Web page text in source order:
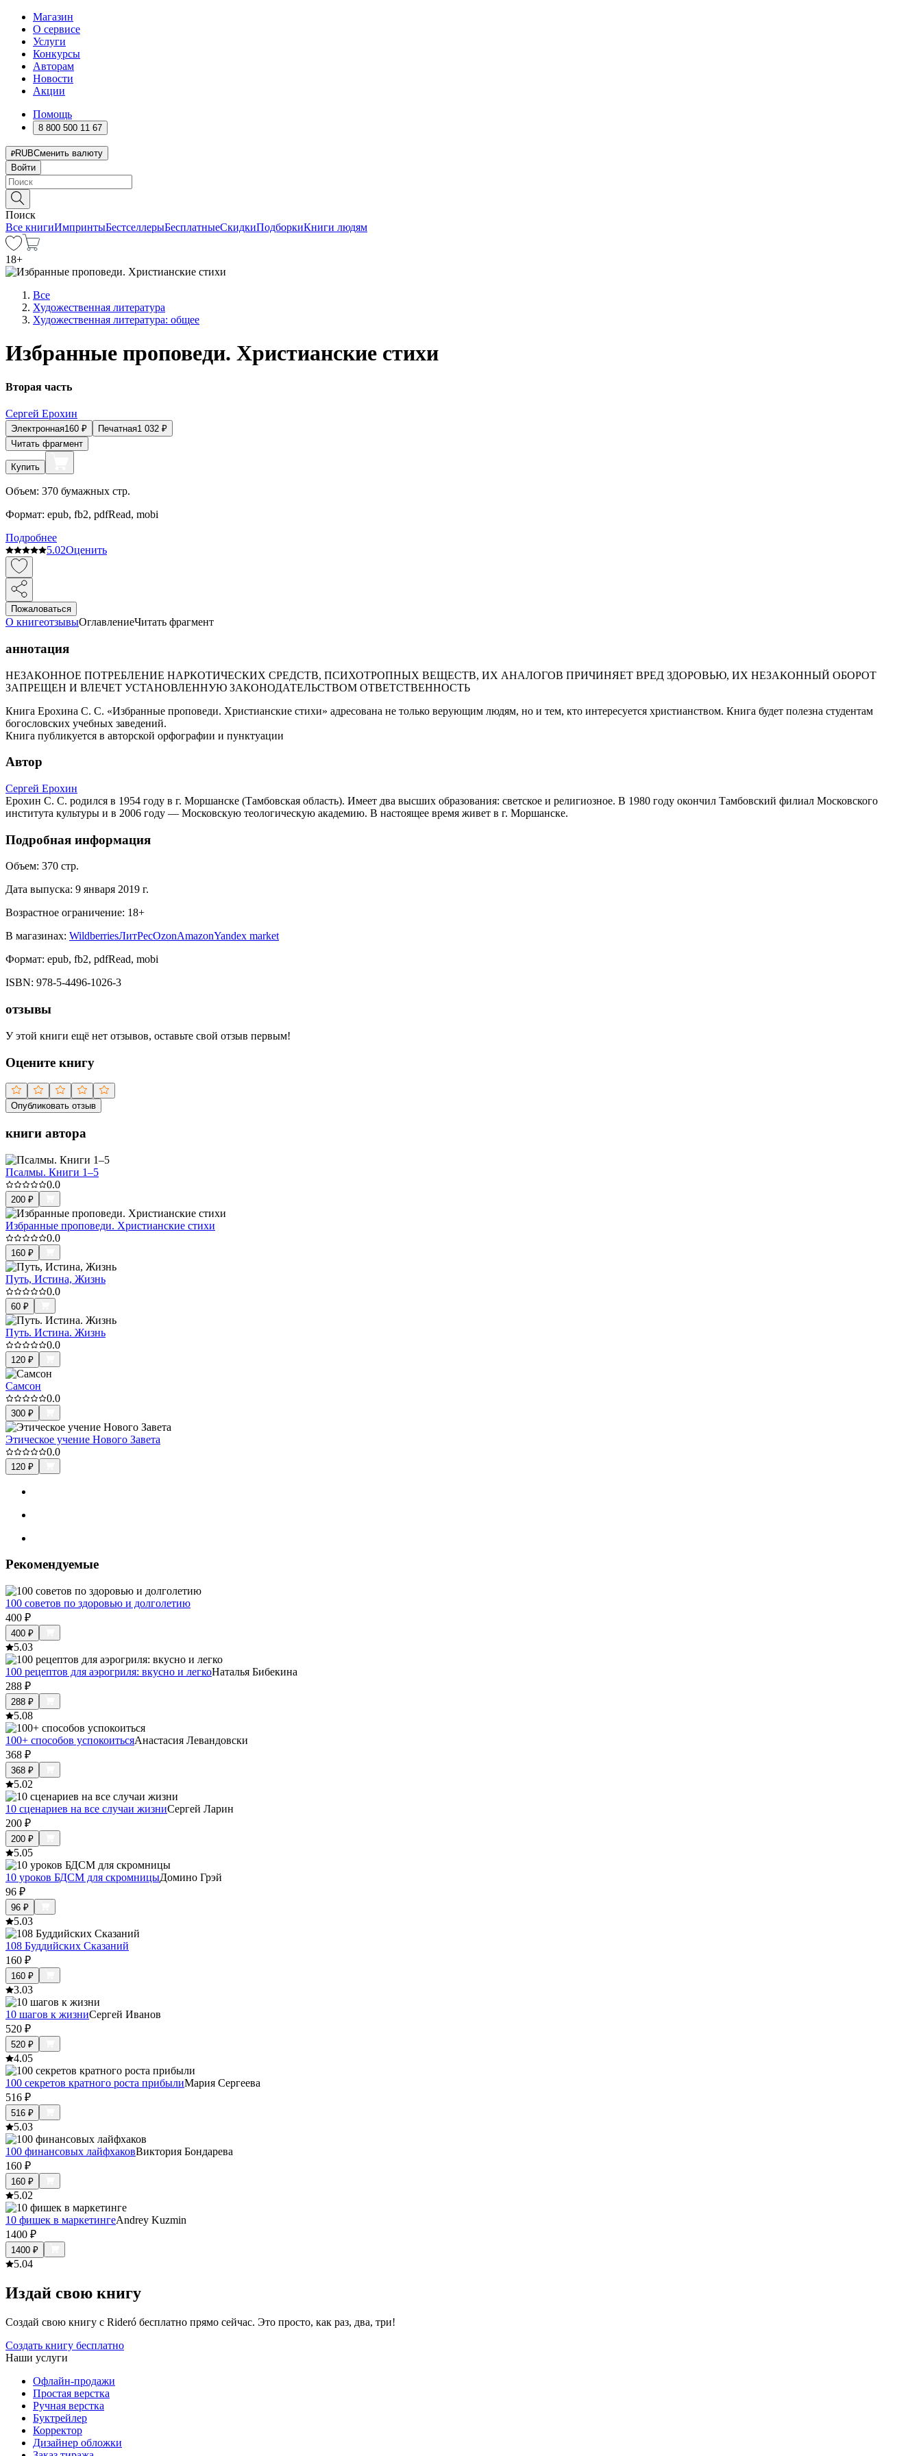
Магазин
О сервисе
Услуги
Конкурсы
Авторам
Новости
Акции
Помощь
8 800 500 11 67
RUBСменить валюту
Войти
Поиск
Все книгиИмпринтыБестселлерыБесплатныеСкидкиПодборкиКниги людям
18+
Все
Художественная литература
Художественная литература: общее
Избранные проповеди. Христианские стихи
Вторая часть
Сергей Ерохин
Электронная160 ₽ Печатная1 032 ₽
Читать фрагмент
Купить
Объем: 370 бумажных стр.
Формат: epub, fb2, pdfRead, mobi
Подробнее
5.02Оценить
Пожаловаться
О книгеотзывыОглавлениеЧитать фрагмент
аннотация
НЕЗАКОННОЕ ПОТРЕБЛЕНИЕ НАРКОТИЧЕСКИХ СРЕДСТВ, ПСИХОТРОПНЫХ ВЕЩЕСТВ, ИХ АНАЛОГОВ ПРИЧИНЯЕТ ВРЕД ЗДОРОВЬЮ, ИХ НЕЗАКОННЫЙ ОБОРОТ
ЗАПРЕЩЕН И ВЛЕЧЕТ УСТАНОВЛЕННУЮ ЗАКОНОДАТЕЛЬСТВОМ ОТВЕТСТВЕННОСТЬ
Книга Ерохина С. С. «Избранные проповеди. Христианские стихи» адресована не только верующим людям, но и тем, кто интересуется христианством. Книга будет полезна студентам
богословских учебных заведений.
Книга публикуется в авторской орфографии и пунктуации
Автор
Сергей Ерохин
Ерохин С. С. родился в 1954 году в г. Моршанске (Тамбовская область). Имеет два высших образования: светское и религиозное. В 1980 году окончил Тамбовский филиал Московского
института культуры и в 2006 году — Московскую теологическую академию. В настоящее время живет в г. Моршанске.
Подробная информация
Объем: 370 стр.
Дата выпуска: 9 января 2019 г.
Возрастное ограничение: 18+
В магазинах: WildberriesЛитРесOzonAmazonYandex market
Формат: epub, fb2, pdfRead, mobi
ISBN: 978-5-4496-1026-3
отзывы
У этой книги ещё нет отзывов, оставьте свой отзыв первым!
Оцените книгу
Опубликовать отзыв
книги автора
Псалмы. Книги 1–5
0.0
200 ₽
Избранные проповеди. Христианские стихи
0.0
160 ₽
Путь, Истина, Жизнь
0.0
60 ₽
Путь. Истина. Жизнь
0.0
120 ₽
Самсон
0.0
300 ₽
Этическое учение Нового Завета
0.0
120 ₽
Рекомендуемые
100 советов по здоровью и долголетию
400 ₽
400 ₽
5.03
100 рецептов для аэрогриля: вкусно и легкоНаталья Бибекина
288 ₽
288 ₽
5.08
100+ способов успокоитьсяАнастасия Левандовски
368 ₽
368 ₽
5.02
10 сценариев на все случаи жизниСергей Ларин
200 ₽
200 ₽
5.05
10 уроков БДСМ для скромницыДомино Грэй
96 ₽
96 ₽
5.03
108 Буддийских Сказаний
160 ₽
160 ₽
3.03
10 шагов к жизниСергей Иванов
520 ₽
520 ₽
4.05
100 секретов кратного роста прибылиМария Сергеева
516 ₽
516 ₽
5.03
100 финансовых лайфхаковВиктория Бондарева
160 ₽
160 ₽
5.02
10 фишек в маркетингеAndrey Kuzmin
1400 ₽
1400 ₽
5.04
Издай свою книгу
Создай свою книгу с Rideró бесплатно прямо сейчас. Это просто, как раз, два, три!
Создать книгу бесплатно
Наши услуги
Офлайн-продажи
Простая верстка
Ручная верстка
Буктрейлер
Корректор
Дизайнер обложки